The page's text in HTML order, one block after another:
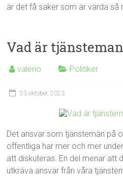
är det få saker som är värda så
Vad är
valerio Politiker
23 oktober, 2023
Det ansvar som tjänstemän på
offentliga har mer och mer
att diskuteras. En del menar att
utkräva ansvar från våra